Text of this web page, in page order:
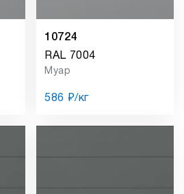
10724
RAL 7004
Муар
586 ₽/кг